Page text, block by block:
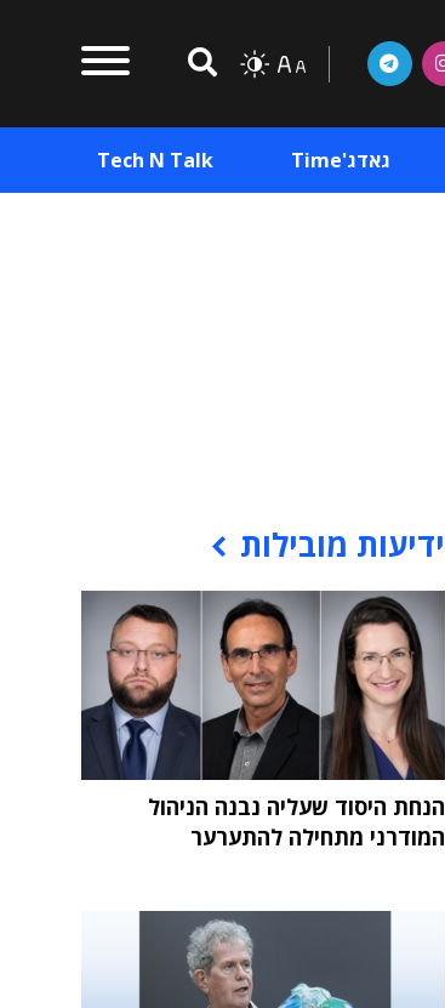
גאדג'Time Tech N Talk
ידיעות מובילות
הנחת היסוד שעליה נבנה הניהול
המודרני מתחילה להתערער